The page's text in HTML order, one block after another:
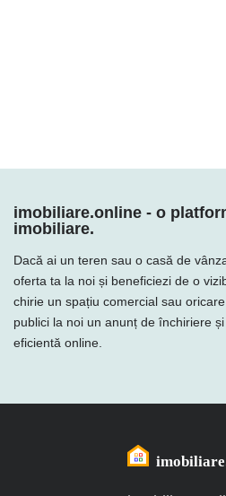
imobiliare.online - o
imobiliare.
Dacă ai un teren sau o casă de
oferta ta la noi și beneficiezi de o
chirie un spațiu comercial sau
publici la noi un anunț de închiriere
eficientă online.